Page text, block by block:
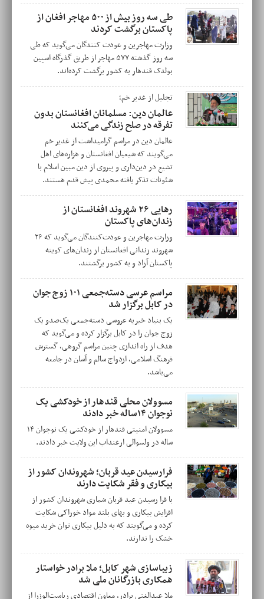
طی سه روز بیش از ۵۰۰ مهاجر افغان از
پاکستان برگشت کردند
وزارت مهاجرین و عودت‌ کنندگان می‌گوید که طی
سه روز گذشته ۵۷۷ مهاجر از طریق گذرگاه اسپین
بولدک قندهار به کشور برگشت کرده‌اند.
تجلیل از غدیر خم؛
عالمان دین: مسلمانان افغانستان بدون
تفرقه در صلح زندگی می‌کنند
عالمان دین در مراسم گرامیداشت از غدیر خم
می‌گویند که شیعیان افغانستان و هزاره‌های اهل
تشیع در دین‌داری و پیروی از دین مبین اسلام با
شئونات تذکر یافته محمدی پیش قدم هستند.
رهایی ۲۶ شهروند افغانستان از
زندان‌های پاکستان
وزارت مهاجرین و عودت‌کنندگان می‌گوید که ۲۶
شهروند زندانی افغانستان از زندان‌های کویته
پاکستان آزاد و به کشور برگشتند.
مراسم عرسی دسته‌جمعی ۱۰۱ زوج جوان
در کابل برگزار شد
یک بنیاد خیریه عروسی دسته‌جمعی یک‌صدو یک
زوج جوان را در کابل برگزار کرده و می‌گوید که
هدف از راه اندازی چنین مراسم گروهی، گسترش
فرهنگ اسلامی، ازدواج سالم و آسان در جامعه
می‌باشد.
مسوولان محلی قندهار از خودکشی یک
نوجوان ۱۴ساله خبر دادند
مسوولان امنیتی قندهار از خودکشی یک نوجوان ۱۴
ساله در ولسوالی ارغنداب این ولایت خبر دادند.
فرارسیدن عید قربان؛ شهروندان کشور از
بیکاری و فقر شکایت دارند
با فرا رسیدن عید قربان شماری شهروندان کشور از
افزایش بیکاری و بهای بلند مواد خوراکی شکایت
کرده و می‌گویند که به دلیل بیکاری توان خرید میوه‌
خشک را ندارند.
زیباسازی شهر کابل؛ ملا برادر خواستار
همکاری بازرگانان ملی شد
ملا عبدالغنی برادر، معاون اقتصادی ریاست‌الوزرا از